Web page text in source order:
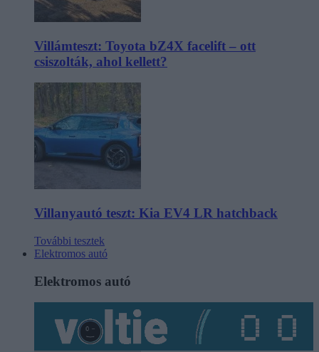
Villámteszt: Toyota bZ4X facelift – ott
csiszolták, ahol kellett?
Villanyautó teszt: Kia EV4 LR hatchback
További tesztek
Elektromos autó
Elektromos autó